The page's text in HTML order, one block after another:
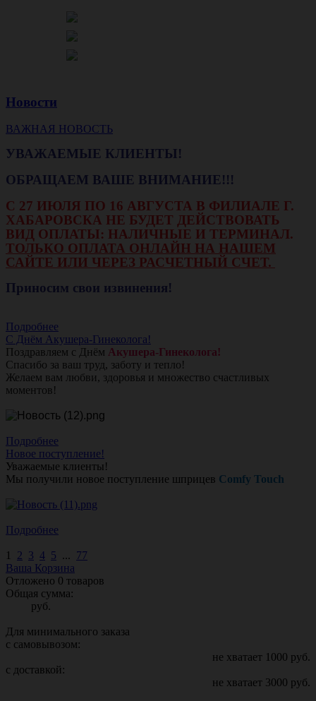
Новости
ВАЖНАЯ НОВОСТЬ
УВАЖАЕМЫЕ КЛИЕНТЫ!
ОБРАЩАЕМ ВАШЕ ВНИМАНИЕ!!!
С 27 ИЮЛЯ ПО 16 АВГУСТА В ФИЛИАЛЕ Г.
ХАБАРОВСКА НЕ БУДЕТ ДЕЙСТВОВАТЬ
ВИД ОПЛАТЫ: НАЛИЧНЫЕ И ТЕРМИНАЛ.
ТОЛЬКО ОПЛАТА ОНЛАЙН НА НАШЕМ
САЙТЕ ИЛИ ЧЕРЕЗ РАСЧЕТНЫЙ СЧЕТ.
Приносим свои извинения!
Подробнее
С Днём Акушера-Гинеколога!
Поздравляем с Днём Акушера-Гинеколога!
Спасибо за ваш труд, заботу и тепло!
Желаем вам любви, здоровья и множество счастливых
моментов!
Подробнее
Новое поступление!
Уважаемые клиенты!
Мы получили новое поступление шприцев Comfy Touch
Подробнее
1 2 3 4 5 ... 77
Ваша Корзина
Отложено 0 товаров
Общая сумма:
руб.
Для минимального заказа
с самовывозом:
не хватает 1000 руб.
с доставкой:
не хватает 3000 руб.